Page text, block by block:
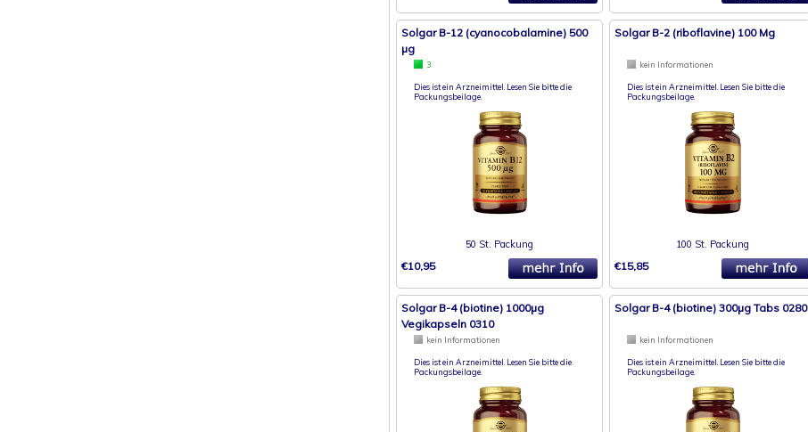
Solgar B-12 (cyanocobalamine) 500
µg
3
Dies ist ein Arzneimittel. Lesen Sie bitte die
Packungsbeilage.
50 St. Packung
€10,95
Solgar B-2 (riboflavine) 100 Mg
kein Informationen
Dies ist ein Arzneimittel. Lesen Sie bitte die
Packungsbeilage.
100 St. Packung
€15,85
Solgar B-4 (biotine) 1000µg
Vegikapseln 0310
kein Informationen
Dies ist ein Arzneimittel. Lesen Sie bitte die
Packungsbeilage.
Solgar B-4 (biotine) 300µg Tabs 0280
kein Informationen
Dies ist ein Arzneimittel. Lesen Sie bitte die
Packungsbeilage.